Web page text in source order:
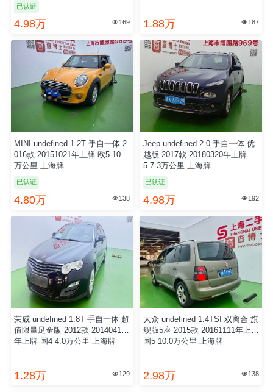
已认证
4.98万  169 1.88万  187
MINI undefined 1.2T 手自一体 2
016款 20151021年上牌 欧5 10.0
万公里 上海牌
已认证
4.80万  138
Jeep undefined 2.0 手自一体 优
越版 2017款 20180320年上牌 国
5 7.3万公里 上海牌
已认证
4.98万  192
荣威 undefined 1.8T 手自一体 超
值限量足金版 2012款 20140410
年上牌 国4 4.0万公里 上海牌
1.28万  129
大众 undefined 1.4TSI 双离合 旗
舰版5座 2015款 20161111年上牌
国5 10.0万公里 上海牌
2.98万  138